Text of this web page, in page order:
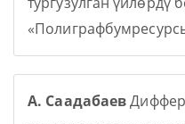
А. Саадабаев